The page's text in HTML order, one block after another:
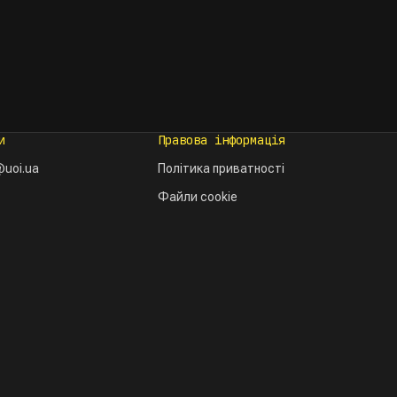
Правова інформація
Політика приватності
Файли cookie